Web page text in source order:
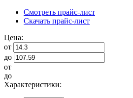
Смотреть прайс-лист
Скачать прайс-лист
Цена:
от
до
от
до
Характеристики: